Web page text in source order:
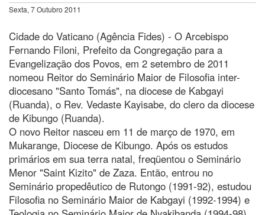
Sexta, 7 Outubro 2011
Cidade do Vaticano (Agência Fides) - O Arcebispo
Fernando Filoni, Prefeito da Congregação para a
Evangelização dos Povos, em 2 setembro de 2011
nomeou Reitor do Seminário Maior de Filosofia inter-
diocesano "Santo Tomás", na diocese de Kabgayi
(Ruanda), o Rev. Vedaste Kayisabe, do clero da diocese
de Kibungo (Ruanda).
O novo Reitor nasceu em 11 de março de 1970, em
Mukarange, Diocese de Kibungo. Após os estudos
primários em sua terra natal, freqüentou o Seminário
Menor "Saint Kizito" de Zaza. Então, entrou no
Seminário propedêutico de Rutongo (1991-92), estudou
Filosofia no Seminário Maior de Kabgayi (1992-1994) e